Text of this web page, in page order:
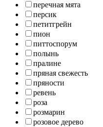
перечная мята
персик
петитгрейн
пион
питтоспорум
полынь
пралине
пряная свежесть
пряности
ревень
роза
розмарин
розовое дерево